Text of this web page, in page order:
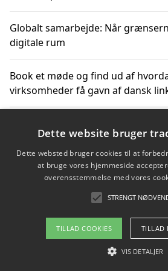
Globalt samarbejde: Når
digitale rum
Book et møde og find ud af
virksomheder få gavn af dansk
får du indgår et samarbejde
Hold et møde med en WordPress
mest professionelle til at
Copyright 2026 -
Om / kontakt
Dette website bruger
Dette websted bruger cookies til at
at bruge vores hjemmeside
overensstemmelse med vores
STRENGT
TILLAD COOKIES TILLAD
VIS DETALJER